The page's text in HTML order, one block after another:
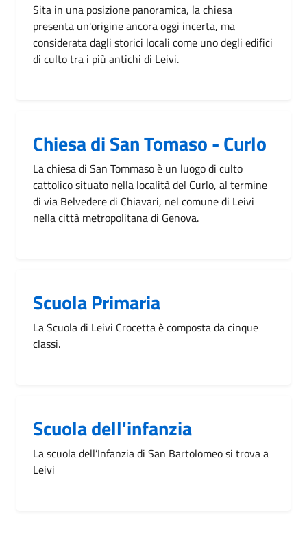
Sita in una posizione panoramica, la chiesa
presenta un'origine ancora oggi incerta, ma
considerata dagli storici locali come uno degli edifici
di culto tra i più antichi di Leivi.
Chiesa di San Tomaso - Curlo
La chiesa di San Tommaso è un luogo di culto
cattolico situato nella località del Curlo, al termine
di via Belvedere di Chiavari, nel comune di Leivi
nella città metropolitana di Genova.
Scuola Primaria
La Scuola di Leivi Crocetta è composta da cinque
classi.
Scuola dell'infanzia
La scuola dell’Infanzia di San Bartolomeo si trova a
Leivi